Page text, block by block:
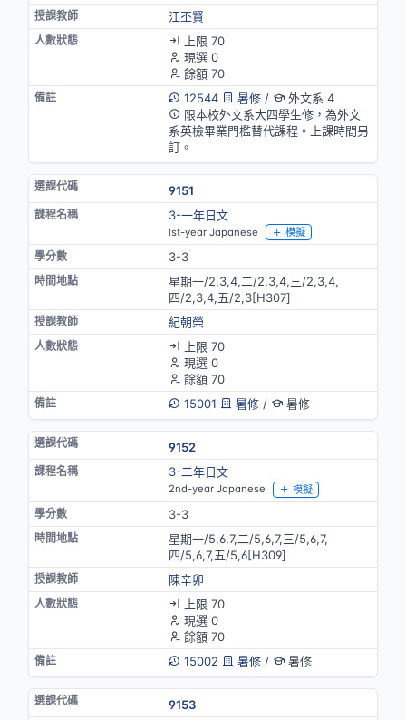
江丕賢
上限 70
現選 0
餘額 70
12544
暑修/
外文系 4
限本校外文系大四學生修，為外文
系英檢畢業門檻替代課程。上課時間另
訂。
9151
3-一年日文
lst-year Japanese 模擬
3-3
星期一/2,3,4,二/2,3,4,三/2,3,4,
四/2,3,4,五/2,3[H307]
紀朝榮
上限 70
現選 0
餘額 70
15001
暑修/ 暑修
9152
3-二年日文
2nd-year Japanese 模擬
3-3
星期一/5,6,7,二/5,6,7,三/5,6,7,
四/5,6,7,五/5,6[H309]
陳辛卯
上限 70
現選 0
餘額 70
15002
暑修/ 暑修
9153